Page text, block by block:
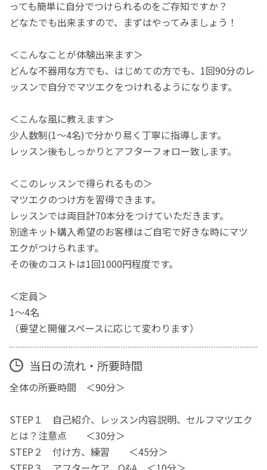
っても簡単に自分でつけられるのをご存知ですか？
どなたでも出来ますので、まずはやってみましょう！
＜こんなことが体験出来ます＞
どんな不器用な方でも、はじめての方でも、1回90分のレ
ッスンで自分でマツエクをつけれるようになります。
＜こんな風に教えます＞
少人数制(1〜4名)で分かり易く丁寧に指導します。
レッスン後もしっかりとアフターフォロー致します。
＜このレッスンで得られるもの＞
マツエクのつけ方を習得できます。
レッスンでは両目計70本分をつけていただきます。
別途キット購入希望のお客様はご自宅で好きな時にマツ
エクがつけられます。
その後のコストは1回1000円程度です。
＜定員＞
1〜4名
（要望と開催スペースに応じて変わります）
当日の流れ・所要時間
全体の所要時間 ＜90分＞
STEP１ 自己紹介、レッスン内容説明、セルフマツエク
とは？注意点 ＜30分＞
STEP２ 付け方、練習 ＜45分＞